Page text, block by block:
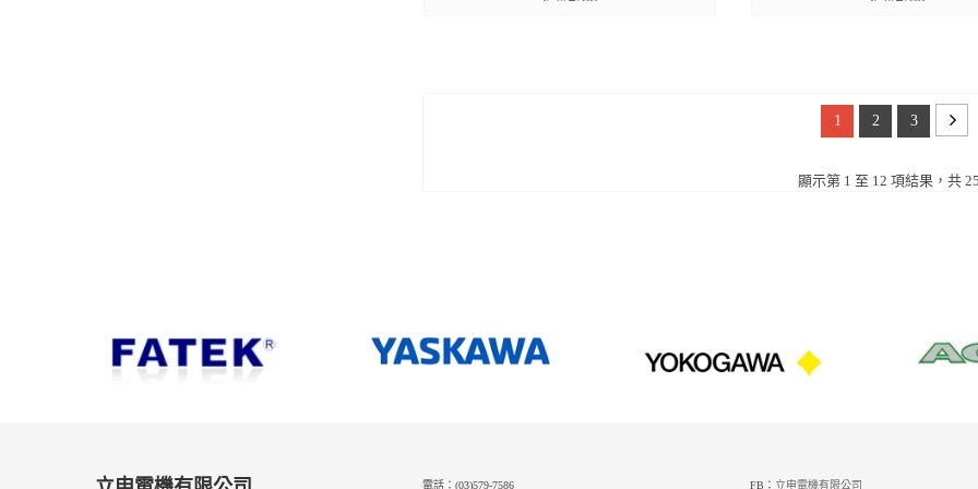
1 2 3
顯示第 1 至 12 項結果，共
電話：(03)579-7586 FB： 立申電機有限公司